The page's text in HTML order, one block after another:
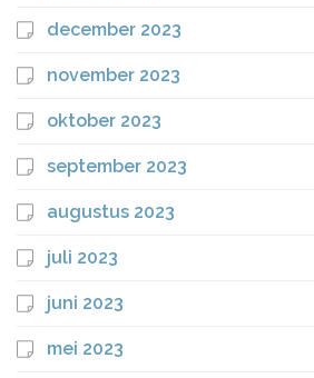
december 2023
november 2023
oktober 2023
september 2023
augustus 2023
juli 2023
juni 2023
mei 2023